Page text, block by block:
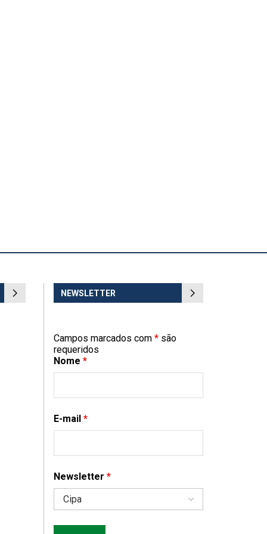
NEWSLETTER
Campos marcados com *são
requeridos
Nome *
E-mail *
Newsletter *